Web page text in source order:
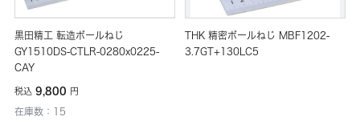
黒田精工 転造ボールねじ
GY1510DS-CTLR-0280x0225-
CAY
税込9,800 円
在庫数：15
THK 精密ボールねじ MBF1202-
3.7GT+130LC5